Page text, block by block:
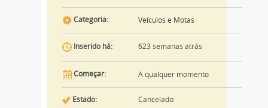
Categoria: Veículos e Motas
Inserido há: 623 semanas atrás
Começar: A qualquer momento
Estado: Cancelado